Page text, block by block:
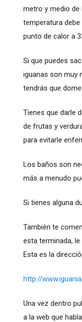
metro y medio de
temperatura
punto de calor a
Si que puedes
iguanas son muy
tendrás que
Tienes que darle
de frutas y
para evitarle
Los baños son
más a menudo
Si tienes alguna
También te
esta terminada,
Esta es la
http://
Una vez dentro
a la web que